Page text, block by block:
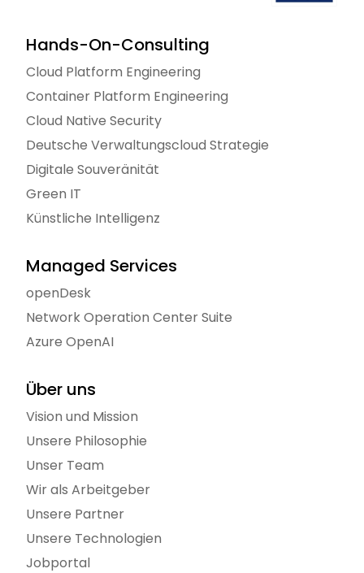
Hands-On-Consulting
Cloud Platform Engineering
Container Platform Engineering
Cloud Native Security
Deutsche Verwaltungscloud Strategie
Digitale Souveränität
Green IT
Künstliche Intelligenz
Managed Services
openDesk
Network Operation Center Suite
Azure OpenAI
Über uns
Vision und Mission
Unsere Philosophie
Unser Team
Wir als Arbeitgeber
Unsere Partner
Unsere Technologien
Jobportal